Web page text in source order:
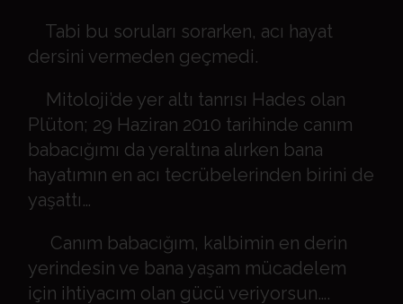
Tabi bu soruları sorarken, acı hayat
dersini vermeden geçmedi.
Mitoloji’de yer altı tanrısı Hades olan
Plüton; 29 Haziran 2010 tarihinde canım
babacığımı da yeraltına alırken bana
hayatımın en acı tecrübelerinden birini de
yaşattı…
Canım babacığım, kalbimin en derin
yerindesin ve bana yaşam mücadelem
için ihtiyacım olan gücü veriyorsun….